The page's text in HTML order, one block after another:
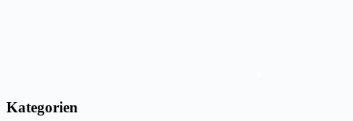
Kategorien